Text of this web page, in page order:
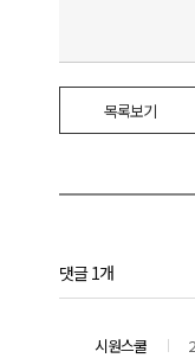
목록보기
댓글 1개
시원스쿨